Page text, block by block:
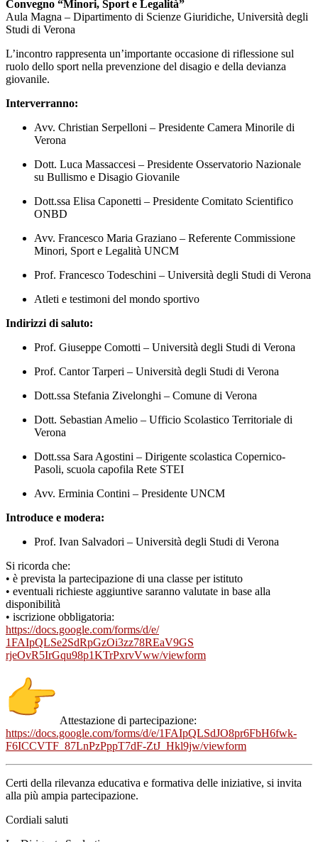
Convegno “Minori, Sport e Legalità”
Aula Magna – Dipartimento di Scienze Giuridiche, Università degli
Studi di Verona
L’incontro rappresenta un’importante occasione di riflessione sul
ruolo dello sport nella prevenzione del disagio e della devianza
giovanile.
Interverranno:
Avv. Christian Serpelloni – Presidente Camera Minorile di
Verona
Dott. Luca Massaccesi – Presidente Osservatorio Nazionale
su Bullismo e Disagio Giovanile
Dott.ssa Elisa Caponetti – Presidente Comitato Scientifico
ONBD
Avv. Francesco Maria Graziano – Referente Commissione
Minori, Sport e Legalità UNCM
Prof. Francesco Todeschini – Università degli Studi di Verona
Atleti e testimoni del mondo sportivo
Indirizzi di saluto:
Prof. Giuseppe Comotti – Università degli Studi di Verona
Prof. Cantor Tarperi – Università degli Studi di Verona
Dott.ssa Stefania Zivelonghi – Comune di Verona
Dott. Sebastian Amelio – Ufficio Scolastico Territoriale di
Verona
Dott.ssa Sara Agostini – Dirigente scolastica Copernico-
Pasoli, scuola capofila Rete STEI
Avv. Erminia Contini – Presidente UNCM
Introduce e modera:
Prof. Ivan Salvadori – Università degli Studi di Verona
Si ricorda che:
• è prevista la partecipazione di una classe per istituto
• eventuali richieste aggiuntive saranno valutate in base alla
disponibilità
• iscrizione obbligatoria:
https://docs.google.com/forms/d/e/
1FAIpQLSe2SdRpGzOi3zz78REaV9GS
rjeOvR5IrGqu98p1KTrPxrvVww/viewform
Attestazione di partecipazione:
https://docs.google.com/forms/d/e/1FAIpQLSdJO8pr6FbH6fwk-
F6ICCVTF_87LnPzPppT7dF-ZtJ_ Hkl9jw/viewform
Certi della rilevanza educativa e formativa delle iniziative, si invita
alla più ampia partecipazione.
Cordiali saluti